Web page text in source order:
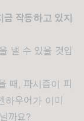
작동하고 있지
낼 수 있을 것입
때, 파시즘이 피
우어가 이미
까요?